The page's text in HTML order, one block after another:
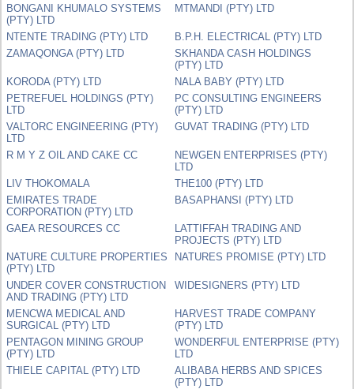
BONGANI KHUMALO SYSTEMS
(PTY) LTD
MTMANDI (PTY) LTD
NTENTE TRADING (PTY) LTD
B.P.H. ELECTRICAL (PTY) LTD
ZAMAQONGA (PTY) LTD
SKHANDA CASH HOLDINGS
(PTY) LTD
KORODA (PTY) LTD
NALA BABY (PTY) LTD
PETREFUEL HOLDINGS (PTY)
LTD
PC CONSULTING ENGINEERS
(PTY) LTD
VALTORC ENGINEERING (PTY)
LTD
GUVAT TRADING (PTY) LTD
R M Y Z OIL AND CAKE CC
NEWGEN ENTERPRISES (PTY)
LTD
LIV THOKOMALA
THE100 (PTY) LTD
EMIRATES TRADE
CORPORATION (PTY) LTD
BASAPHANSI (PTY) LTD
GAEA RESOURCES CC
LATTIFFAH TRADING AND
PROJECTS (PTY) LTD
NATURE CULTURE PROPERTIES
(PTY) LTD
NATURES PROMISE (PTY) LTD
UNDER COVER CONSTRUCTION
AND TRADING (PTY) LTD
WIDESIGNERS (PTY) LTD
MENCWA MEDICAL AND
SURGICAL (PTY) LTD
HARVEST TRADE COMPANY
(PTY) LTD
PENTAGON MINING GROUP
(PTY) LTD
WONDERFUL ENTERPRISE (PTY)
LTD
THIELE CAPITAL (PTY) LTD
ALIBABA HERBS AND SPICES
(PTY) LTD